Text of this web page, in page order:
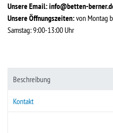
Unsere Email:info@betten-
Unsere Öffnungszeiten:von Montag
Samstag: 9:00-13:00 Uhr
Beschreibung
Kontakt